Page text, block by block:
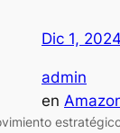
Dic 1, 2024
admin
en